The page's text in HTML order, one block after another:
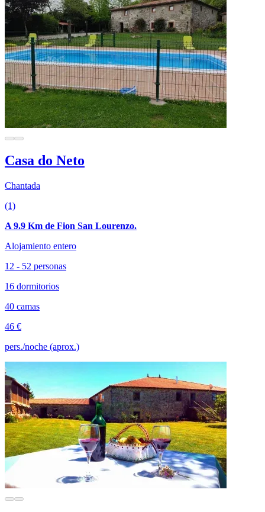
Casa do Neto
Chantada
(1)
A 9.9 Km de Fion San Lourenzo.
Alojamiento entero
12 - 52 personas
16 dormitorios
40 camas
46 €
pers./noche (aprox.)